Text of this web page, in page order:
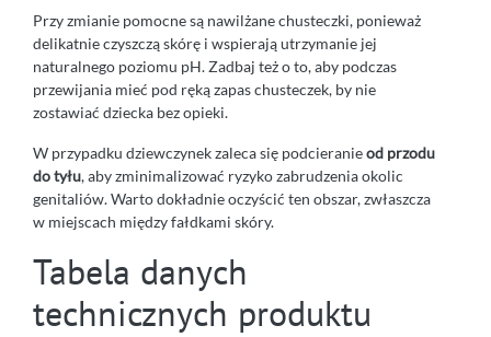
Przy zmianie pomocne są nawilżane chusteczki, ponieważ
delikatnie czyszczą skórę i wspierają utrzymanie jej
naturalnego poziomu pH. Zadbaj też o to, aby podczas
przewijania mieć pod ręką zapas chusteczek, by nie
zostawiać dziecka bez opieki.
W przypadku dziewczynek zaleca się podcieranieod przodu
do tyłu, aby zminimalizować ryzyko zabrudzenia okolic
genitaliów. Warto dokładnie oczyścić ten obszar, zwłaszcza
w miejscach między fałdkami skóry.
Tabela danych
technicznych produktu